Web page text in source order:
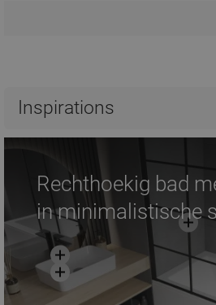
Inspirations
Rechthoekig bad
in minimalistische